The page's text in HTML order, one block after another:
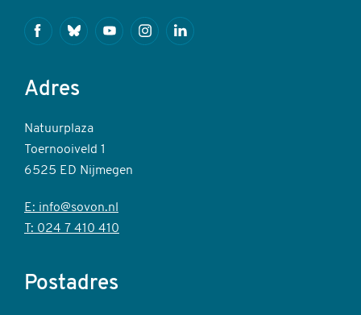
FacebookBlueskyYoutubeInstagramLinkedin
Adres
Natuurplaza
Toernooiveld 1
6525 ED Nijmegen
E: info@sovon.nl
T: 024 7 410 410
Postadres